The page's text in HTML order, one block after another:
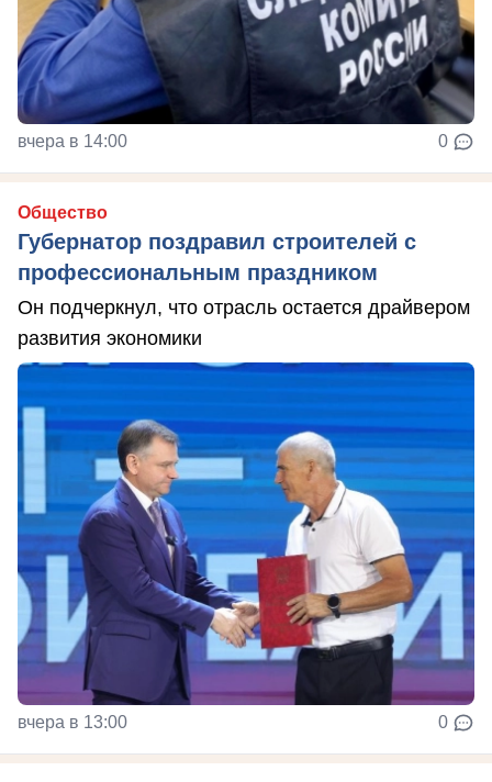
вчера в 14:00 0
Общество
Губернатор поздравил строителей с
профессиональным праздником
Он подчеркнул, что отрасль остается драйвером
развития экономики
вчера в 13:00 0